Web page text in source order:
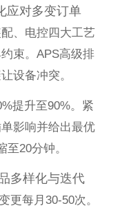
应对多变订单
、电控四大工艺
束。APS高级排
设备冲突。
提升至90%。紧
影响并给出最优
20分钟。
多样化与迭代
更每月30-50次。